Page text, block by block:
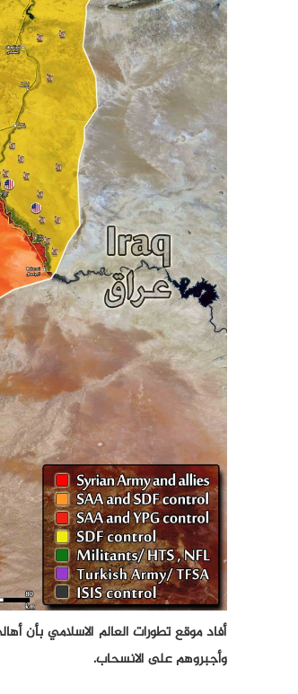
أفاد موقع تطورات العالم الاسلامي بأن
وأجبروهم على الانسحاب.